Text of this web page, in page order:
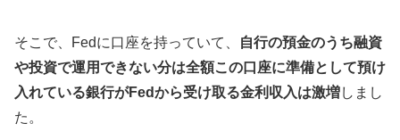
そこで、Fedに口座を持っていて、
自行の預金のうち融資
や投資で運用できない分は全額この口座に準備として預け
入れている銀行がFedから受け取る金利収入は激増しまし
た。